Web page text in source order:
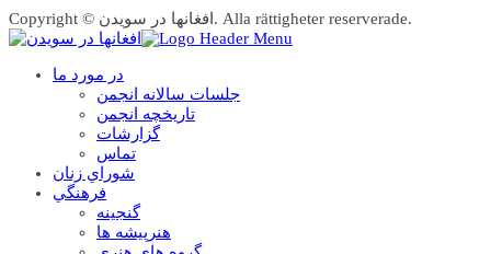
Copyright © افغانها در سویدن. Alla rättigheter reserverade.
در مورد ما
جلسات سالانه انجمن
تاریخچه انجمن
گزارشات
تماس
شوراي زنان
فرهنگي
گنجينه
هنرپيشه ها